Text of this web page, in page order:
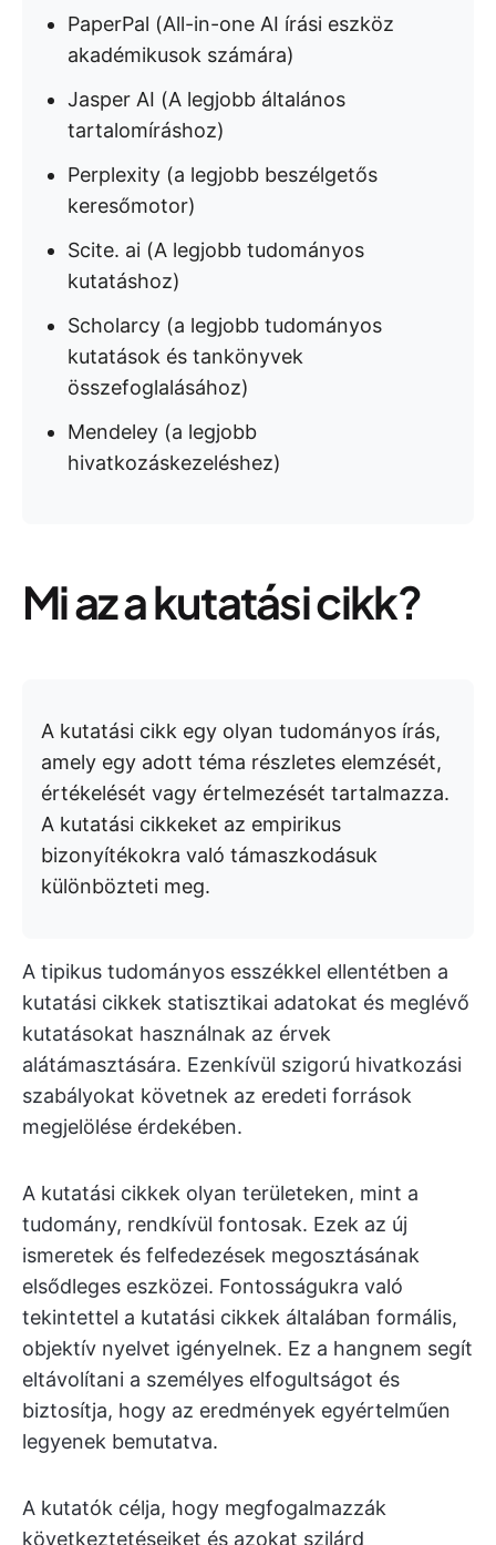
PaperPal (All-in-one AI írási eszköz
akadémikusok számára)
Jasper AI (A legjobb általános
tartalomíráshoz)
Perplexity (a legjobb beszélgetős
keresőmotor)
Scite. ai (A legjobb tudományos
kutatáshoz)
Scholarcy (a legjobb tudományos
kutatások és tankönyvek
összefoglalásához)
Mendeley (a legjobb
hivatkozáskezeléshez)
Mi az a kutatási cikk?
A kutatási cikk egy olyan tudományos írás,
amely egy adott téma részletes elemzését,
értékelését vagy értelmezését tartalmazza.
A kutatási cikkeket az empirikus
bizonyítékokra való támaszkodásuk
különbözteti meg.
A tipikus tudományos esszékkel ellentétben a
kutatási cikkek statisztikai adatokat és meglévő
kutatásokat használnak az érvek
alátámasztására. Ezenkívül szigorú hivatkozási
szabályokat követnek az eredeti források
megjelölése érdekében.
A kutatási cikkek olyan területeken, mint a
tudomány, rendkívül fontosak. Ezek az új
ismeretek és felfedezések megosztásának
elsődleges eszközei. Fontosságukra való
tekintettel a kutatási cikkek általában formális,
objektív nyelvet igényelnek. Ez a hangnem segít
eltávolítani a személyes elfogultságot és
biztosítja, hogy az eredmények egyértelműen
legyenek bemutatva.
A kutatók célja, hogy megfogalmazzák
következtetéseiket és azokat szilárd